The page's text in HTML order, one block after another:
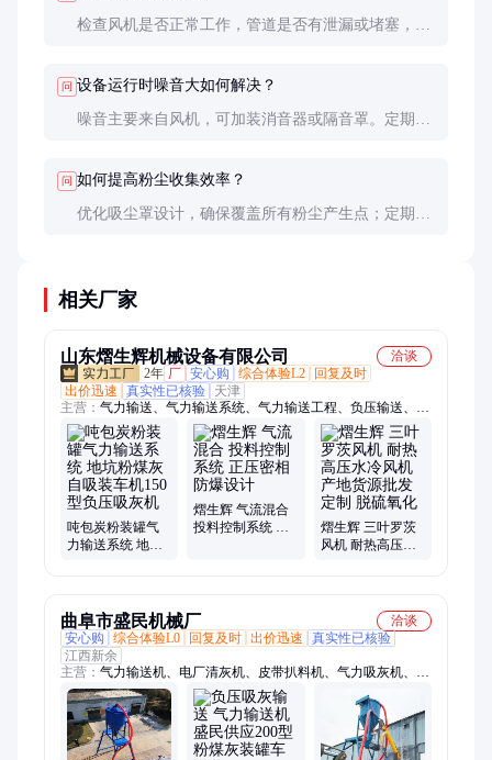
检查风机是否正常工作，管道是否有泄漏或堵塞，滤
问 设备运行时噪音大如何解决？
噪音主要来自风机，可加装消音器或隔音罩。定期检
问 如何提高粉尘收集效率？
优化吸尘罩设计，确保覆盖所有粉尘产生点；定期维
相关厂家
山东熠生辉机械设备有限公司
洽谈
2年 厂 安心购 综合体验L2
回复及时
出价迅速
真实性已核验
天津
主营： 气力输送、气力输送系统、气力输送工程、负压输送、吸
灰机、气力输送设备、除尘灰气力输送、粉煤灰气力输送、烧结
机气力输送、旋转供料器、AV泵、仓泵、罗茨风机、罗茨鼓风
机、三叶罗茨鼓风机、曝气风机、气力输送发送罐、水泥粉体仓
泵、气力输送风机、粉体输送系统、粉体输送泵、脱硫脱销设
备、电厂气力输送、料封泵、真空泵
吨包炭粉装罐气
力输送系统 地坑
熠生辉 气流混合
投料控制系统 正
熠生辉 三叶罗茨
风机 耐热高压水
曲阜市盛民机械厂
洽谈
安心购
综合体验L0 回复及时 出价迅速
真实性已核验
江西新余
主营： 气力输送机、电厂清灰机、皮带扒料机、气力吸灰机、电
厂吸灰机、移动吸灰车、方箱吸灰车、负压吸料机、螺旋扒料
机、螺旋上料机、螺旋输送机、皮带输送机、石子扒料机、气力
吸料机、集装箱卸车机、集装箱卸灰机、集装箱拆箱机、斗式提
升机、管链输送机、滚筒抛光机、火烧铁干磨机、滚石机、泥浆